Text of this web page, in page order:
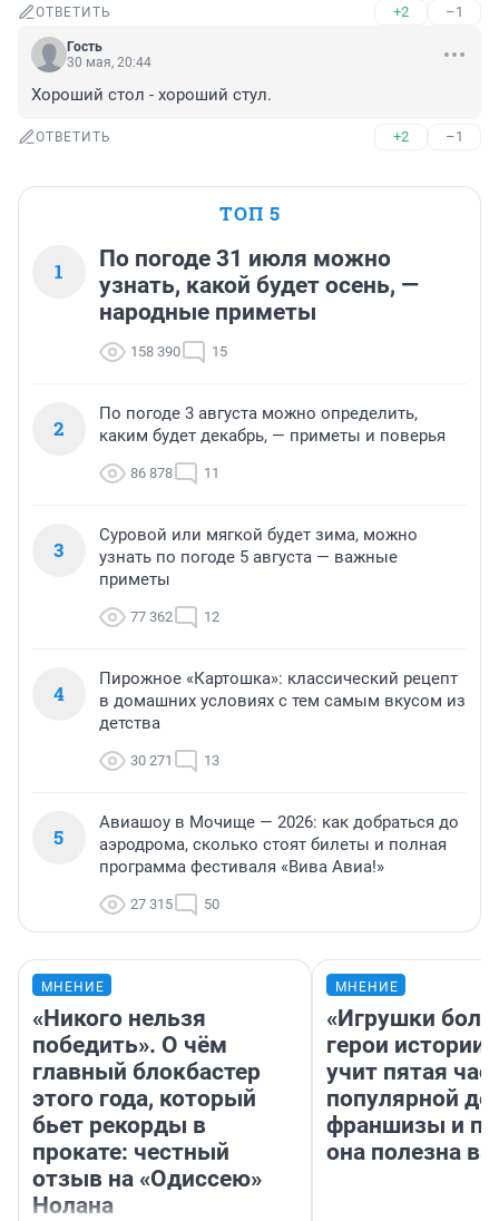
ОТВЕТИТЬ +2 –1
Гость
30 мая, 20:44
Хороший стол - хороший стул.
ОТВЕТИТЬ +2 –1
ТОП 5
1
По погоде 31 июля можно
узнать, какой будет осень, —
народные приметы
158 390 15
2
По погоде 3 августа можно определить,
каким будет декабрь, — приметы и поверья
86 878 11
3
Суровой или мягкой будет зима, можно
узнать по погоде 5 августа — важные
приметы
77 362 12
4
Пирожное «Картошка»: классический рецепт
в домашних условиях с тем самым вкусом из
детства
30 271 13
5
Авиашоу в Мочище — 2026: как добраться до
аэродрома, сколько стоят билеты и полная
программа фестиваля «Вива Авиа!»
27 315 50
МНЕНИЕ
«Никого нельзя
победить». О чём
главный блокбастер
этого года, который
бьет рекорды в
прокате: честный
отзыв на «Одиссею»
Нолана
МНЕНИЕ
«Игрушки
герои
учит пятая
популярной
франшизы и
она полезна